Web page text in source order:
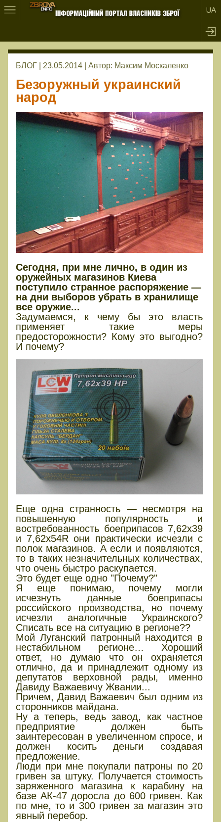
БЛОГ | 23.05.2014 | Автор: Максим Москаленко
Безоружный украинский
народ
Сегодня, при мне лично, в один из
оружейных магазинов Киева
поступило странное распоряжение —
на дни выборов убрать в хранилище
все оружие...
Задумаемся, к чему бы это власть
применяет такие меры
предосторожности? Кому это выгодно?
И почему?
Еще одна странность — несмотря на
повышенную популярность и
востребованность боеприпасов 7,62х39
и 7,62х54R они практически исчезли с
полок магазинов. А если и появляются,
то в таких незначительных количествах,
что очень быстро раскупается.
Это будет еще одно "Почему?"
Я еще понимаю, почему могли
исчезнуть данные боеприпасы
российского производства, но почему
исчезли аналогичные Украинского?
Списать все на ситуацию в регионе??
Мой Луганский патронный находится в
нестабильном регионе… Хороший
ответ, но думаю что он охраняется
отлично, да и принадлежит одному из
депутатов верховной рады, именно
Давиду Важаевичу Жвании...
Причем, Давид Важаевич был одним из
сторонников майдана.
Ну а теперь, ведь завод, как частное
предприятие должен быть
заинтересован в увеличенном спросе, и
должен косить деньги создавая
предложение.
Люди при мне покупали патроны по 20
гривен за штуку. Получается стоимость
заряженного магазина к карабину на
базе АК-47 доросла до 600 гривен. Как
по мне, то и 300 гривен за магазин это
явный перебор.